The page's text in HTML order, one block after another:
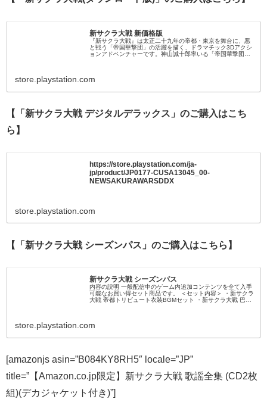
新サクラ大戦 新価格版
『新サクラ大戦』は太正二十九年の帝都・東京を舞台に、悪
と戦う「帝国華撃団」の活躍を描く、ドラマチック3Dアクシ
ョンアドベンチャーです。神山誠十郎率いる「帝国華撃団・
store.playstation.com
【「新サクラ大戦 デジタルデラックス」のご購入はこち
ら】
https://store.playstation.com/ja-
jp/product/JP0177-CUSA13045_00-
NEWSAKURAWARSDDX
store.playstation.com
【「新サクラ大戦 シーズンパス」のご購入はこちら】
新サクラ大戦 シーズンパス
内容の説明 一般配信中のゲーム内追加コンテンツを全て入手
可能なお買い得セット商品です。 ＜セット内容＞ ・新サクラ
大戦 帝都トリビュート衣装BGMセット ・新サクラ大戦 巴
store.playstation.com
[amazonjs asin=”B084KY8RH5″ locale=”JP”
title=”【Amazon.co.jp限定】新サクラ大戦 歌謡全集 (CD2枚
組)(デカジャケット付き)”]